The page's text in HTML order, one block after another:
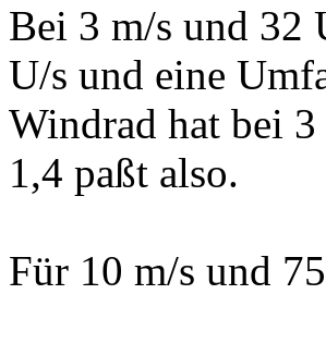
Bei 3 m/s und 32
U/s und eine
Windrad hat bei
1,4 paßt also.
Für 10 m/s und